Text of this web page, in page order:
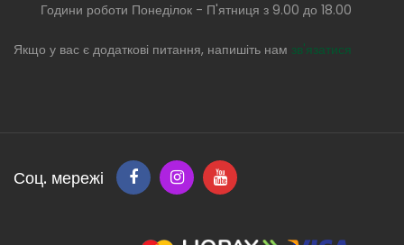
Години роботи Понеділок - П'ятниця з 9.00 до 18.00
Якщо у вас є додаткові питання, напишіть нам зв'язатися
Соц. мережі